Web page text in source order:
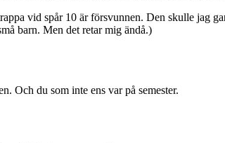
vid spår 10 är försvunnen. Den skulle jag
barn. Men det retar mig ändå.)
Och du som inte ens var på semester.